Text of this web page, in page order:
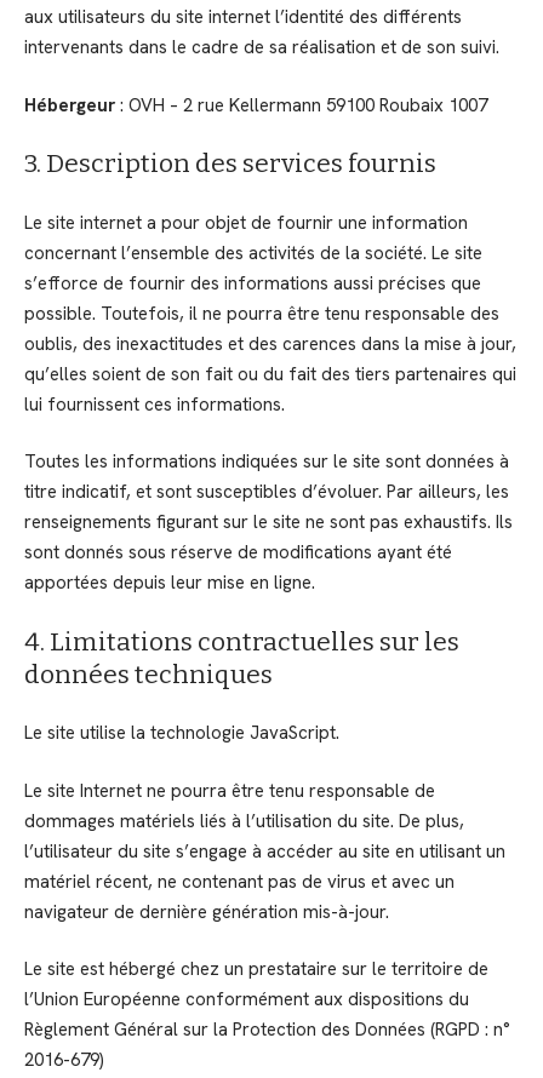
aux utilisateurs du site internet l’identité des différents
intervenants dans le cadre de sa réalisation et de son suivi.
Hébergeur : OVH – 2 rue Kellermann 59100 Roubaix 1007
3. Description des services fournis
Le site internet a pour objet de fournir une information
concernant l’ensemble des activités de la société. Le site
s’efforce de fournir des informations aussi précises que
possible. Toutefois, il ne pourra être tenu responsable des
oublis, des inexactitudes et des carences dans la mise à jour,
qu’elles soient de son fait ou du fait des tiers partenaires qui
lui fournissent ces informations.
Toutes les informations indiquées sur le site sont données à
titre indicatif, et sont susceptibles d’évoluer. Par ailleurs, les
renseignements figurant sur le site ne sont pas exhaustifs. Ils
sont donnés sous réserve de modifications ayant été
apportées depuis leur mise en ligne.
4. Limitations contractuelles sur les
données techniques
Le site utilise la technologie JavaScript.
Le site Internet ne pourra être tenu responsable de
dommages matériels liés à l’utilisation du site. De plus,
l’utilisateur du site s’engage à accéder au site en utilisant un
matériel récent, ne contenant pas de virus et avec un
navigateur de dernière génération mis-à-jour.
Le site est hébergé chez un prestataire sur le territoire de
l’Union Européenne conformément aux dispositions du
Règlement Général sur la Protection des Données (RGPD : n°
2016-679)